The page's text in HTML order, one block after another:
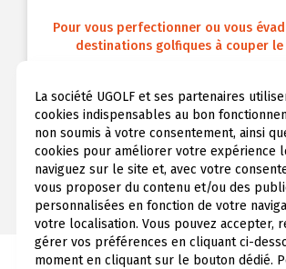
Pour vous perfectionner ou vous
destinations golfiques à couper
VOIR LES FORMULES
La société UGOLF et ses partenaires
cookies indispensables au bon
non soumis à votre consentement, ainsi
cookies pour améliorer votre expérience
naviguez sur le site et, avec votre
vous proposer du contenu et/ou des
personnalisées en fonction de votre
votre localisation. Vous pouvez accepter,
gérer vos préférences en cliquant ci-
moment en cliquant sur le bouton dédié.